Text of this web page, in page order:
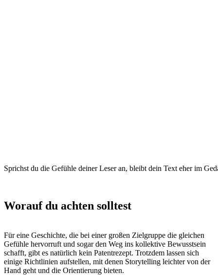
Sprichst du die Gefühle deiner Leser an, bleibt dein Text eher im
Worauf du achten solltest
Für eine Geschichte, die bei einer großen Zielgruppe die gleichen
Gefühle hervorruft und sogar den Weg ins kollektive Bewusstsein
schafft, gibt es natürlich kein Patentrezept. Trotzdem lassen sich
einige Richtlinien aufstellen, mit denen Storytelling leichter von der
Hand geht und die Orientierung bieten.